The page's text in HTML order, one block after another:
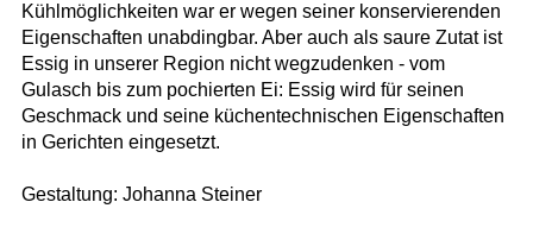
Kühlmöglichkeiten war er wegen seiner konservierenden
Eigenschaften unabdingbar. Aber auch als saure Zutat ist
Essig in unserer Region nicht wegzudenken - vom
Gulasch bis zum pochierten Ei: Essig wird für seinen
Geschmack und seine küchentechnischen Eigenschaften
in Gerichten eingesetzt.
Gestaltung: Johanna Steiner